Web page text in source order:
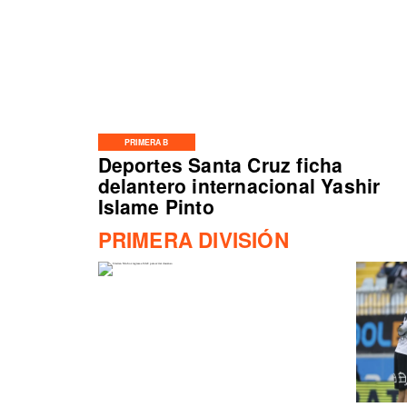
PRIMERA B
Deportes Santa Cruz ficha
delantero internacional Yashir
Islame Pinto
PRIMERA DIVISIÓN